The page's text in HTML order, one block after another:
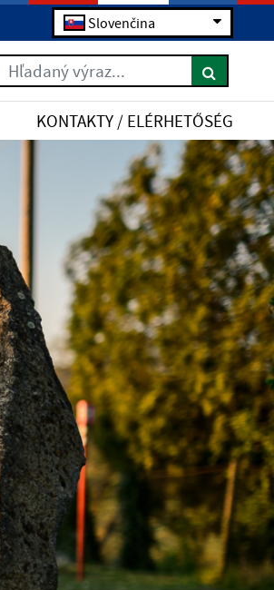
Slovenčina
Hľadaný výraz...
KONTAKTY / ELÉRHETŐSÉG